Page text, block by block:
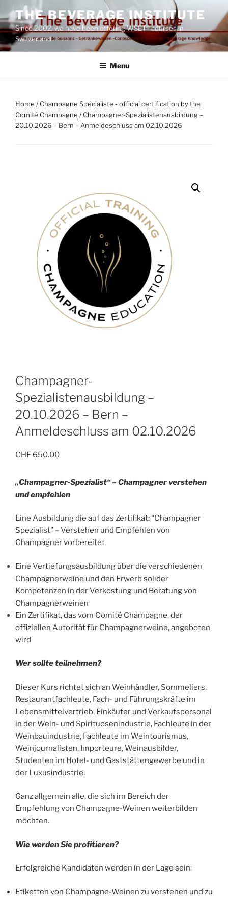
to
content
THE BEVERAGE INSTITUTE
Since 2002, we have been offering WSET® courses in
Switzerland
Menu
Home /Champagne Spécialiste - official certification by the
Comité Champagne / Champagner-Spezialistenausbildung –
20.10.2026 – Bern – Anmeldeschluss am 02.10.2026
Champagner-
Spezialistenausbildung –
20.10.2026 – Bern –
Anmeldeschluss am 02.10.2026
CHF 650.00
„Champagner-Spezialist“ – Champagner verstehen
und empfehlen
Eine Ausbildung die auf das Zertifikat: “Champagner
Spezialist” – Verstehen und Empfehlen von
Champagner vorbereitet
Eine Vertiefungsausbildung über die verschiedenen
Champagnerweine und den Erwerb solider
Kompetenzen in der Verkostung und Beratung von
Champagnerweinen
Ein Zertifikat, das vom Comité Champagne, der
offiziellen Autorität für Champagnerweine, angeboten
wird
Wer sollte teilnehmen?
Dieser Kurs richtet sich an Weinhändler, Sommeliers,
Restaurantfachleute, Fach- und Führungskräfte im
Lebensmittelvertrieb, Einkäufer und Verkaufspersonal
in der Wein- und Spirituosenindustrie, Fachleute in der
Weinbauindustrie, Fachleute im Weintourismus,
Weinjournalisten, Importeure, Weinausbilder,
Studenten im Hotel- und Gaststättengewerbe und in
der Luxusindustrie.
Ganz allgemein alle, die sich im Bereich der
Empfehlung von Champagne-Weinen weiterbilden
möchten.
Wie werden Sie profitieren?
Erfolgreiche Kandidaten werden in der Lage sein:
Etiketten von Champagne-Weinen zu verstehen und zu